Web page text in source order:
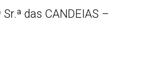
Sr.ª das CANDEIAS –